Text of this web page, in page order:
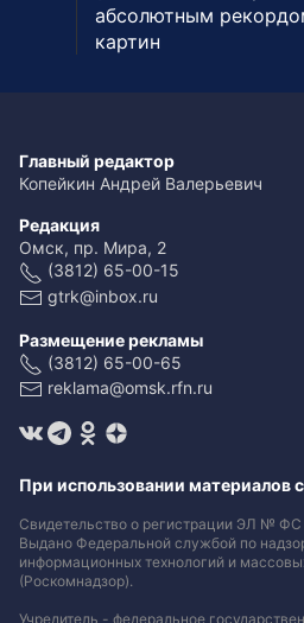
абсолютным
картин
Главный редактор
Копейкин Андрей Валерьевич
Редакция
Омск, пр. Мира, 2
(3812) 65-00-15
gtrk@inbox.ru
Размещение рекламы
(3812) 65-00-65
reklama@omsk.rfn.ru
При использовании материалов
Свидетельство о регистрации ЭЛ № ФС
Выдано Федеральной службой по
информационных технологий и
(Роскомнадзор).
Учредитель - федеральное